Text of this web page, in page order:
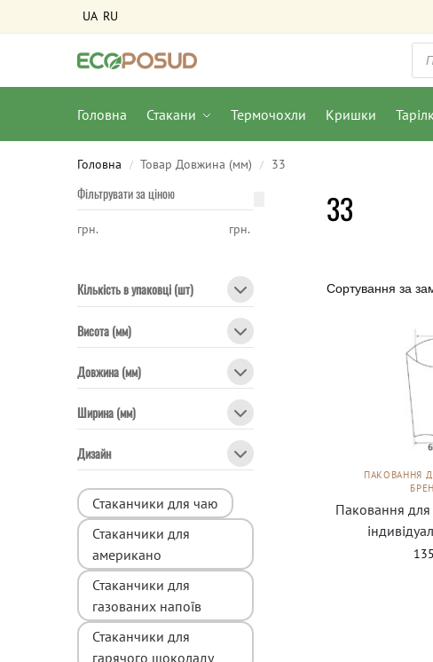
UA RU
Головна Стакани Термочохли Кришки
Головна / Товар Довжина (мм) / 33
33
ПАКОВАННЯ
Паковання для
Фільтрувати за ціною
грн. грн.
Кількість в упаковці (шт)
Висота (мм)
Довжина (мм)
Ширина (мм)
Дизайн
Стаканчики для чаю
Стаканчики для
американо
Стаканчики для
газованих напоїв
Стаканчики для
гарячого шоколаду